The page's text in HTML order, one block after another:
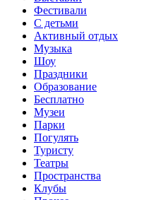
Фестивали
С детьми
Активный отдых
Музыка
Шоу
Праздники
Образование
Бесплатно
Музеи
Парки
Погулять
Туристу
Театры
Пространства
Клубы